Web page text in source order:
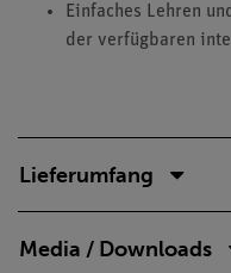
Einfaches Lehren
der verfügbaren
Lieferumfang
Media / Downloads